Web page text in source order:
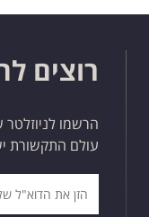
רוצים
הרשמו
עולם התקשורת